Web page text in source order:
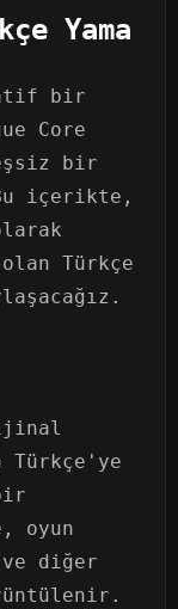
Yama
bir
Core
bir
içerikte,
Türkçe
oyun
diğer